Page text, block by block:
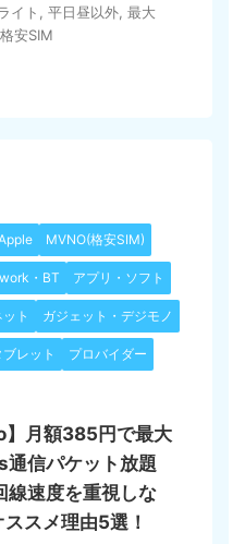
イト , 平日昼以外, 最大
格安SIM
MVNO(格安SIM)
・BT アプリ・ソフト
ト ガジェット・デジモノ
ブレット プロバイダー
】月額385円で最大
信パケット放題
線速度を重視しな
スメ理由5選！